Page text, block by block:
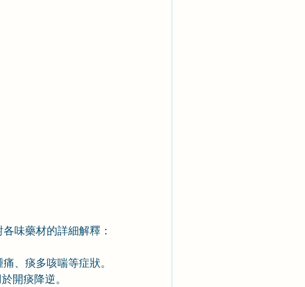
味藥材的詳細解釋：
、痰多咳喘等症狀。
開痰降逆。